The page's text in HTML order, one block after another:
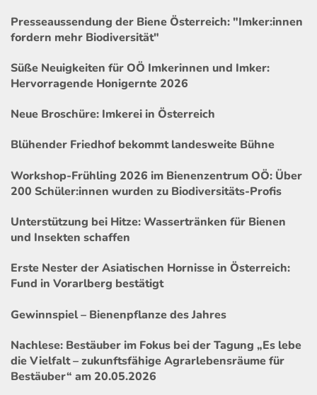
Presseaussendung der Biene Österreich: "Imker:innen
fordern mehr Biodiversität"
Süße Neuigkeiten für OÖ Imkerinnen und Imker:
Hervorragende Honigernte 2026
Neue Broschüre: Imkerei in Österreich
Blühender Friedhof bekommt landesweite Bühne
Workshop-Frühling 2026 im Bienenzentrum OÖ: Über
200 Schüler:innen wurden zu Biodiversitäts-Profis
Unterstützung bei Hitze: Wassertränken für Bienen
und Insekten schaffen
Erste Nester der Asiatischen Hornisse in Österreich:
Fund in Vorarlberg bestätigt
Gewinnspiel – Bienenpflanze des Jahres
Nachlese: Bestäuber im Fokus bei der Tagung „Es lebe
die Vielfalt – zukunftsfähige Agrarlebensräume für
Bestäuber“ am 20.05.2026